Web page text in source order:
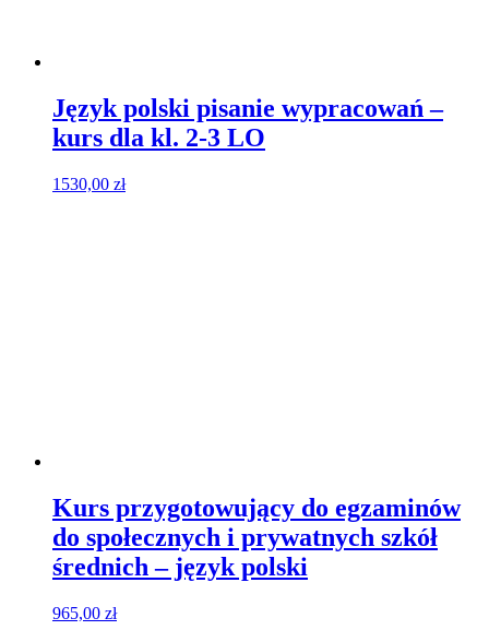
Język polski pisanie wypracowań –
kurs dla kl. 2-3 LO
1530,00 zł
Kurs przygotowujący do egzaminów
do społecznych i prywatnych szkół
średnich – język polski
965,00 zł